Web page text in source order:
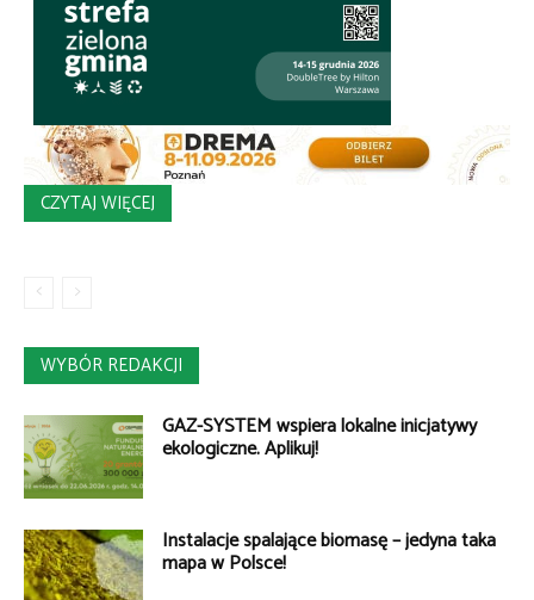
CZYTAJ WIĘCEJ
WYBÓR REDAKCJI
GAZ-SYSTEM wspiera lokalne inicjatywy
ekologiczne. Aplikuj!
Instalacje spalające biomasę – jedyna taka
mapa w Polsce!